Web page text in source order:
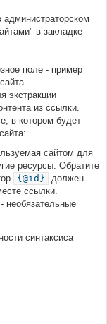
в закладке
поле - пример
экстракции
из ссылки.
в котором будет
сайтом для
ресурсы. Обратите
{@id}
должен
ссылки.
необязательные
синтаксиса